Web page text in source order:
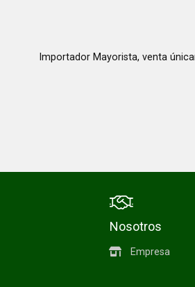
Importador Mayorista, venta
Nosotros
Empresa